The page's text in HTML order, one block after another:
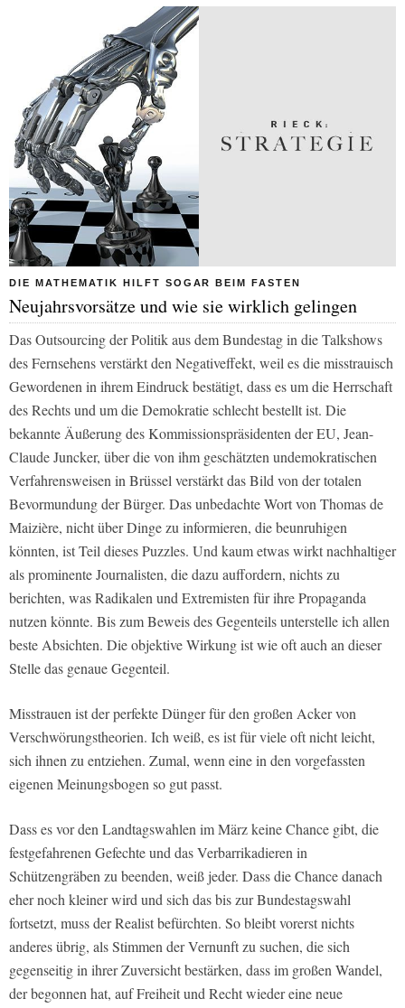
DIE MATHEMATIK HILFT SOGAR BEIM FASTEN
Neujahrsvorsätze und wie sie wirklich gelingen
Das Outsourcing der Politik aus dem Bundestag in die Talkshows
des Fernsehens verstärkt den Negativeffekt, weil es die misstrauisch
Gewordenen in ihrem Eindruck bestätigt, dass es um die Herrschaft
des Rechts und um die Demokratie schlecht bestellt ist. Die
bekannte Äußerung des Kommissionspräsidenten der EU, Jean-
Claude Juncker, über die von ihm geschätzten undemokratischen
Verfahrensweisen in Brüssel verstärkt das Bild von der totalen
Bevormundung der Bürger. Das unbedachte Wort von Thomas de
Maizière, nicht über Dinge zu informieren, die beunruhigen
könnten, ist Teil dieses Puzzles. Und kaum etwas wirkt nachhaltiger
als prominente Journalisten, die dazu auffordern, nichts zu
berichten, was Radikalen und Extremisten für ihre Propaganda
nutzen könnte. Bis zum Beweis des Gegenteils unterstelle ich allen
beste Absichten. Die objektive Wirkung ist wie oft auch an dieser
Stelle das genaue Gegenteil.
Misstrauen ist der perfekte Dünger für den großen Acker von
Verschwörungstheorien. Ich weiß, es ist für viele oft nicht leicht,
sich ihnen zu entziehen. Zumal, wenn eine in den vorgefassten
eigenen Meinungsbogen so gut passt.
Dass es vor den Landtagswahlen im März keine Chance gibt, die
festgefahrenen Gefechte und das Verbarrikadieren in
Schützengräben zu beenden, weiß jeder. Dass die Chance danach
eher noch kleiner wird und sich das bis zur Bundestagswahl
fortsetzt, muss der Realist befürchten. So bleibt vorerst nichts
anderes übrig, als Stimmen der Vernunft zu suchen, die sich
gegenseitig in ihrer Zuversicht bestärken, dass im großen Wandel,
der begonnen hat, auf Freiheit und Recht wieder eine neue